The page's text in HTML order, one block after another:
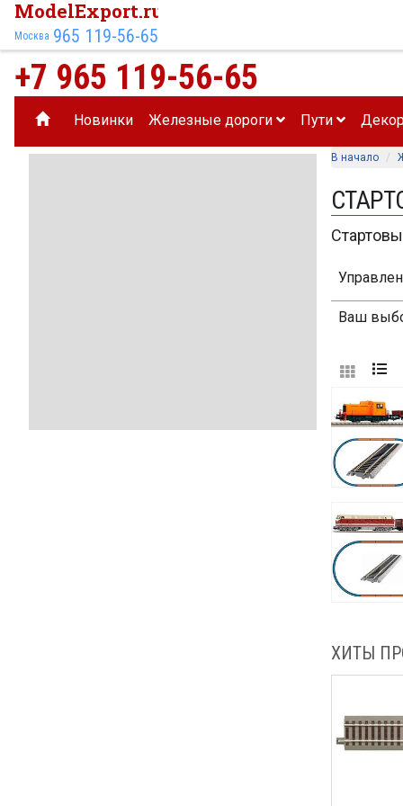
ModelExport.ru
Москва 965 119-56-65
+7 965 119-56-65
Новинки Железные дороги Пути
В начало
Ваш
ХИТЫ